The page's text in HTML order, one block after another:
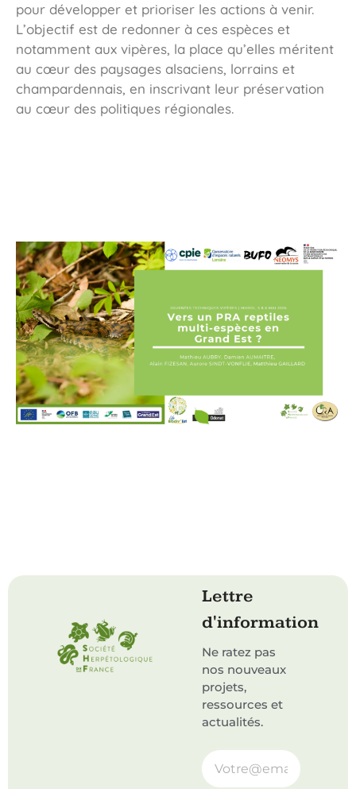
pour développer et prioriser les actions à venir.
L’objectif est de redonner à ces espèces et
notamment aux vipères, la place qu’elles méritent
au cœur des paysages alsaciens, lorrains et
champardennais, en inscrivant leur préservation
au cœur des politiques régionales.
Lettre
d'information
Ne ratez pas
nos nouveaux
projets,
ressources et
actualités.